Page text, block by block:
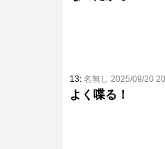
13: 名無し 2025/09/20
よく喋る！